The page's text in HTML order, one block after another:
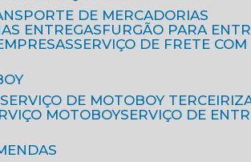
DE MERCADORIAS
ENTREGAS
FURGÃO PARA
SERVIÇO DE FRETE
SERVIÇO DE MOTOBOY
MOTOBOY
SERVIÇO DE